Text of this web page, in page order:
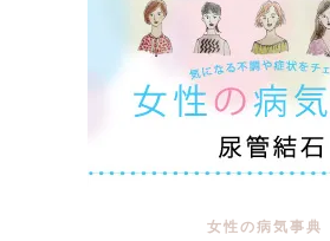
女性の病気事典